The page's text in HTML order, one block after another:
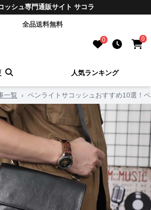
ッシュ専門通販サイト サコラ
全品送料無料
0 0
人気ランキング
一覧 › ペンライトサコッシュおすすめ10選！